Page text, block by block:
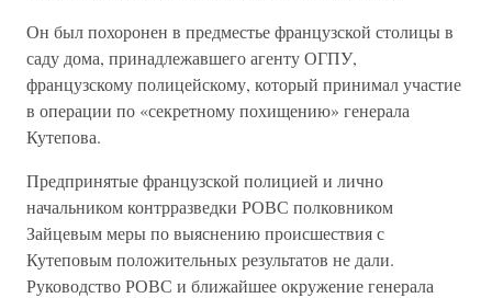
Он был похоронен в предместье французской столицы в
саду дома, принадлежавшего агенту ОГПУ,
французскому полицейскому, который принимал участие
в операции по «секретному похищению» генерала
Кутепова.
Предпринятые французской полицией и лично
начальником контрразведки РОВС полковником
Зайцевым меры по выяснению происшествия с
Кутеповым положительных результатов не дали.
Руководство РОВС и ближайшее окружение генерала